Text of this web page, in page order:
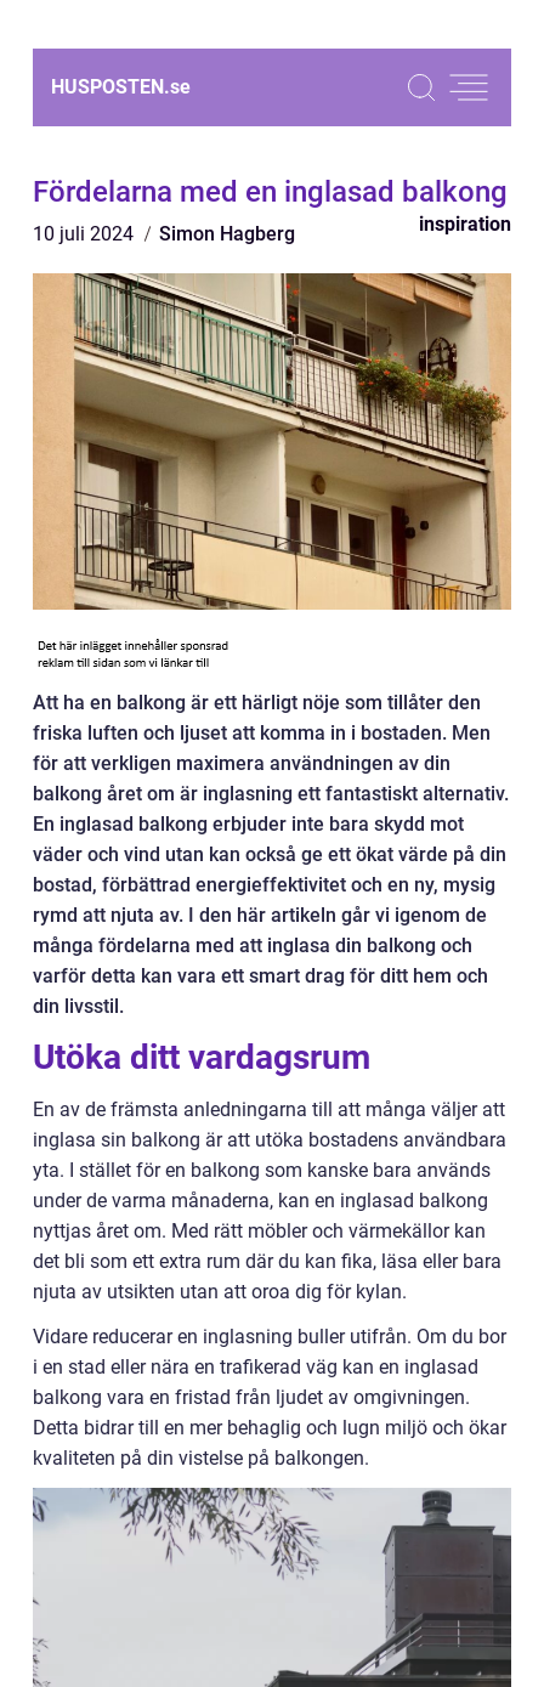
HUSPOSTEN.se
Fördelarna med en inglasad balkong
10 juli 2024 Simon Hagberg inspiration
Att ha en balkong är ett härligt nöje som tillåter den
friska luften och ljuset att komma in i bostaden. Men
för att verkligen maximera användningen av din
balkong året om är inglasning ett fantastiskt alternativ.
En inglasad balkong erbjuder inte bara skydd mot
väder och vind utan kan också ge ett ökat värde på din
bostad, förbättrad energieffektivitet och en ny, mysig
rymd att njuta av. I den här artikeln går vi igenom de
många fördelarna med att inglasa din balkong och
varför detta kan vara ett smart drag för ditt hem och
din livsstil.
Utöka ditt vardagsrum
En av de främsta anledningarna till att många väljer att
inglasa sin balkong är att utöka bostadens användbara
yta. I stället för en balkong som kanske bara används
under de varma månaderna, kan en inglasad balkong
nyttjas året om. Med rätt möbler och värmekällor kan
det bli som ett extra rum där du kan fika, läsa eller bara
njuta av utsikten utan att oroa dig för kylan.
Vidare reducerar en inglasning buller utifrån. Om du bor
i en stad eller nära en trafikerad väg kan en inglasad
balkong vara en fristad från ljudet av omgivningen.
Detta bidrar till en mer behaglig och lugn miljö och ökar
kvaliteten på din vistelse på balkongen.